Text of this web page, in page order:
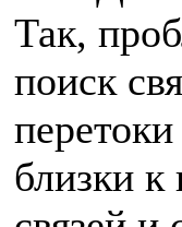
Так,
поиск
близки